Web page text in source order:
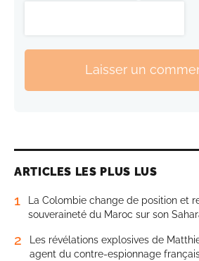
Laisser un
ARTICLES LES PLUS LUS
1
La Colombie change de position et
souveraineté du Maroc sur son
2
Les révélations explosives de
agent du contre-espionnage